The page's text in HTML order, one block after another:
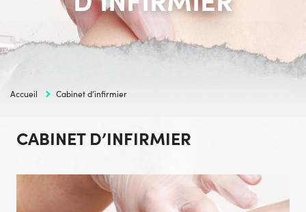
Accueil Cabinet d’infirmier
CABINET D’INFIRMIER